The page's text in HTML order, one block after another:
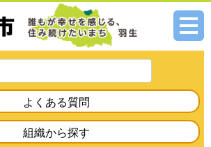
メニ
よくある質問
組織から探す